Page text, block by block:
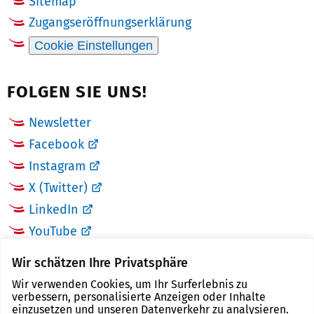
Wir schätzen Ihre Privatsphäre
Wir verwenden Cookies, um Ihr Surferlebnis zu
verbessern, personalisierte Anzeigen oder Inhalte
einzusetzen und unseren Datenverkehr zu analysieren.
Zugangseröffnungserklärung
Cookie Einstellungen
FOLGEN SIE UNS!
Newsletter
Facebook
Instagram
X (Twitter)
LinkedIn
YouTube
LINKS
Landkreis Zwickau